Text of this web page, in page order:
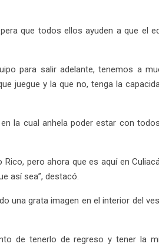
que todos ellos ayuden a que el
para salir adelante, tenemos a
juegue y la que no, tenga la
la cual anhela poder estar con
pero ahora que es aquí en
así sea”, destacó.
una grata imagen en el interior del
de tenerlo de regreso y tener la